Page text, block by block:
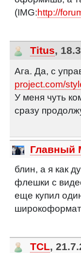
(IMG:http://
Titus,
Ага. Да, с
project.com/
У меня чуть
сразу
Главный
блин, а я как
флешки с
еще купил
TCL,